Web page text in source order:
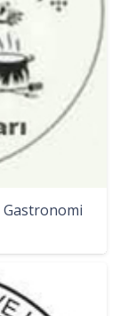
Gastronomi